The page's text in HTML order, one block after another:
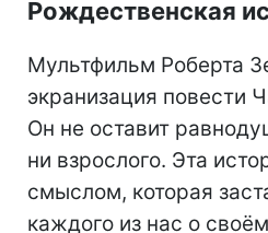
Рождественская
Мультфильм Роберта
экранизация повести
Он не оставит
ни взрослого. Эта
смыслом, которая
каждого из нас о